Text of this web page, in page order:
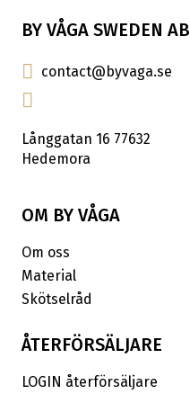
BY VÅGA SWEDEN AB
contact@byvaga.se
Långgatan 16 77632
Hedemora
OM BY VÅGA
Om oss
Material
Skötselråd
ÅTERFÖRSÄLJARE
LOGIN återförsäljare